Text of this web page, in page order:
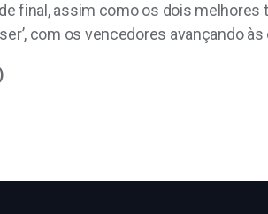
final, assim como os dois
com os vencedores avançando